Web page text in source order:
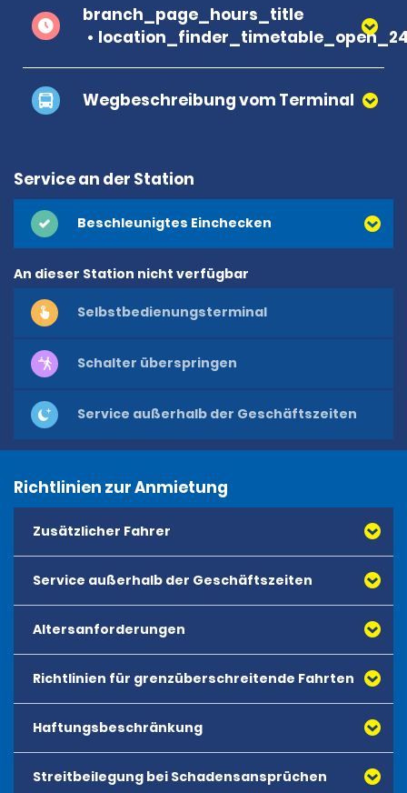
branch_page_hours_title
Wegbeschreibung vom Terminal
Service an der Station
Beschleunigtes Einchecken
An dieser Station nicht verfügbar
Selbstbedienungsterminal
Schalter überspringen
Service außerhalb der Geschäftszeiten
Richtlinien zur Anmietung
Zusätzlicher Fahrer
Service außerhalb der Geschäftszeiten
Altersanforderungen
Richtlinien für grenzüberschreitende Fahrten
Haftungsbeschränkung
Haftungsbeschränkung mit Diebstahlschutz (CDWTP):
Streitbeilegung bei Schadensansprüchen